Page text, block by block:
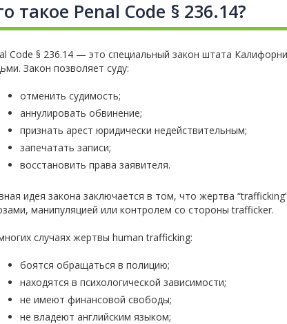
такое Penal Code § 236.14?
Code § 236.14 — это специальный закон штата
Закон позволяет суду:
отменить судимость;
аннулировать обвинение;
признать арест юридически недействительным;
запечатать записи;
восстановить права заявителя.
идея закона заключается в том, что жертва
манипуляцией или контролем со стороны trafficker.
случаях жертвы human trafficking:
боятся обращаться в полицию;
находятся в психологической зависимости;
не имеют финансовой свободы;
не владеют английским языком;